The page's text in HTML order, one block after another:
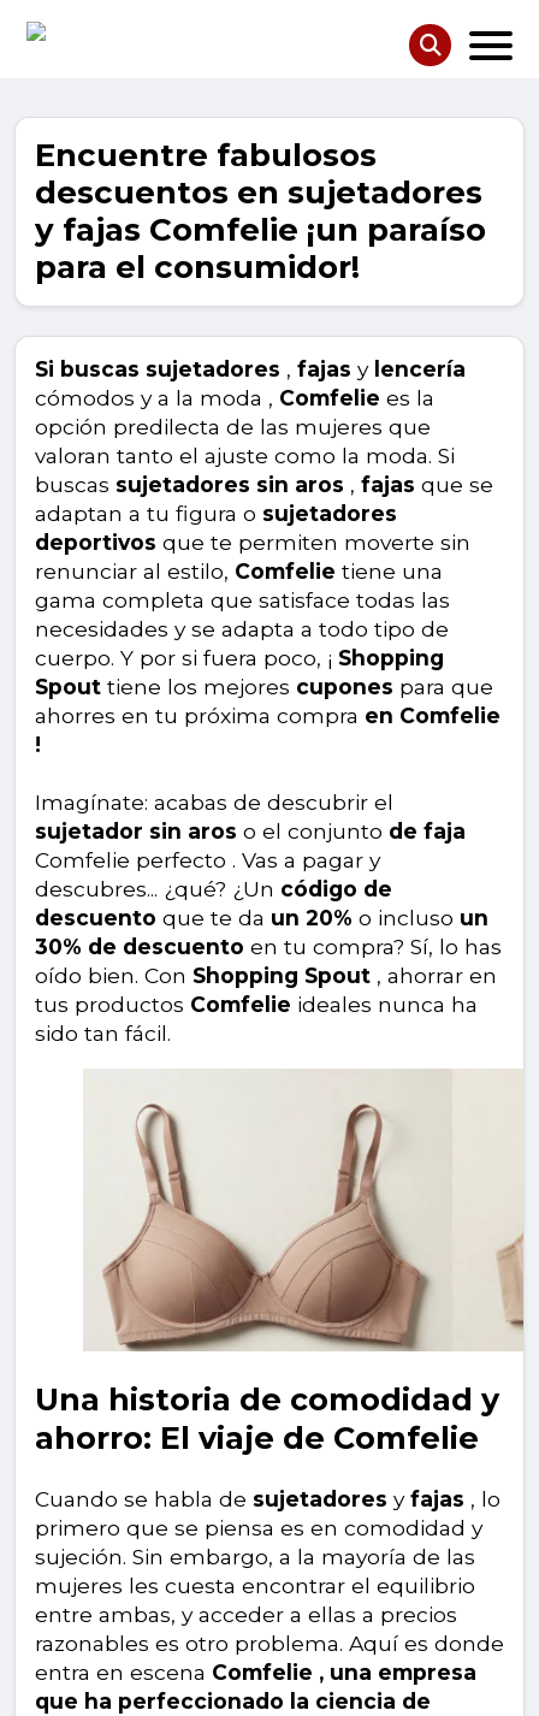
Encuentre fabulosos
descuentos en sujetadores
y fajas Comfelie ¡un paraíso
para el consumidor!
Si buscas sujetadores , fajas y lencería
cómodos y a la moda , Comfelie es la
opción predilecta de las mujeres que
valoran tanto el ajuste como la moda. Si
buscas sujetadores sin aros , fajas que se
adaptan a tu figura o sujetadores
deportivos que te permiten moverte sin
renunciar al estilo, Comfelie tiene una
gama completa que satisface todas las
necesidades y se adapta a todo tipo de
cuerpo. Y por si fuera poco, ¡ Shopping
Spout tiene los mejores cupones para que
ahorres en tu próxima compra en Comfelie
!
Imagínate: acabas de descubrir el
sujetador sin aros o el conjunto de faja
Comfelie perfecto . Vas a pagar y
descubres... ¿qué? ¿Un código de
descuento que te da un 20% o incluso un
30% de descuento en tu compra? Sí, lo has
oído bien. Con Shopping Spout , ahorrar en
tus productos Comfelie ideales nunca ha
sido tan fácil.
Una historia de comodidad y
ahorro: El viaje de Comfelie
Cuando se habla de sujetadores yfajas , lo
primero que se piensa es en comodidad y
sujeción. Sin embargo, a la mayoría de las
mujeres les cuesta encontrar el equilibrio
entre ambas, y acceder a ellas a precios
razonables es otro problema. Aquí es donde
entra en escena Comfelie , una empresa
que ha perfeccionado la ciencia de